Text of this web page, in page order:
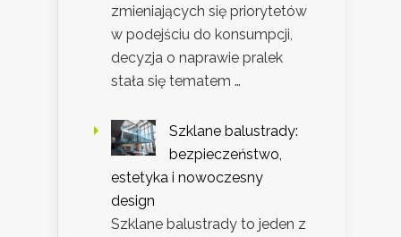
zmieniających się priorytetów
w podejściu do konsumpcji,
decyzja o naprawie pralek
stała się tematem …
Szklane balustrady:
bezpieczeństwo,
estetyka i nowoczesny
design
Szklane balustrady to jeden z